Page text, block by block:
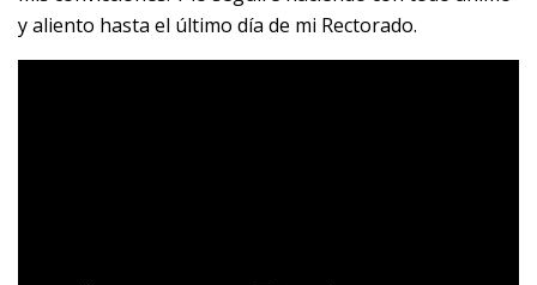
y aliento hasta el último día de mi Rectorado.